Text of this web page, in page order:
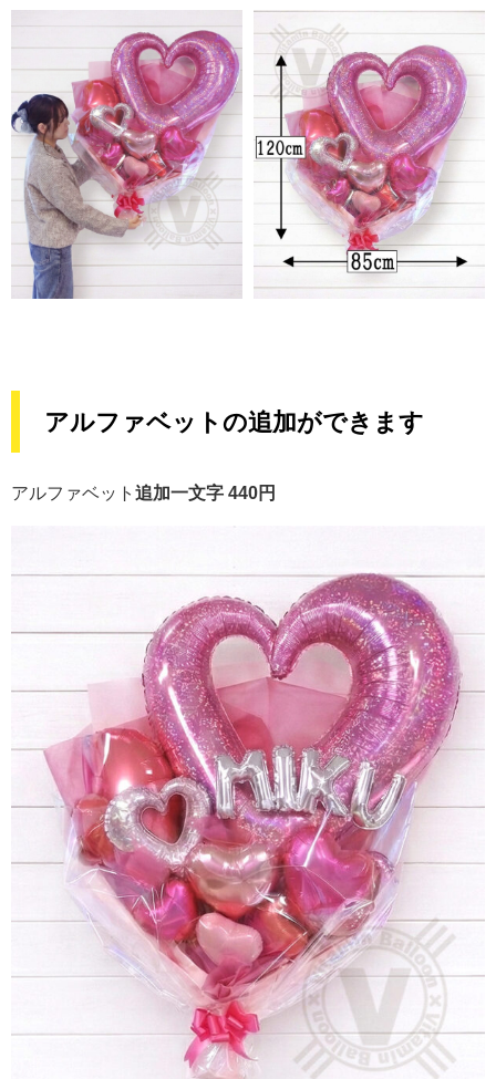
アルファベットの追加ができます
アルファベット 追加一文字 440円